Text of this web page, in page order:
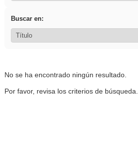
Buscar en:
No se ha encontrado ningún resultado.
Por favor, revisa los criterios de búsqueda.